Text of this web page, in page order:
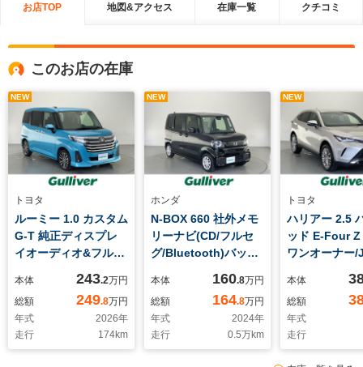
お店TOP 地図&アクセス 在庫一覧 クチコミ
このお店の在庫
NEW
トヨタ
ルーミー 1.0 カスタム
G-T 純正ディスプレ
イオーディオ&フルセ
タセーフティーセン
ス/パノラミックビュ
ーモニター/両側パワ
ースライドドア/前席
シートヒーター/ビル
本体 243.2万円
総額
249.8万円
年式
2026年
走行
174km
NEW
ホンダ
N-BOX 660 社外メモ
リーナビ(CD/フルセ
グ/Bluetooth)バック
ドドア レーダークル
ーズ ステアリングス
イッチ ブレーキホー
ルド コーナーセンサ
ー LEDヘッドライト
本体 160.8万円
総額
164.8万円
年式
2024年
走行
0.5万km
NEW
トヨタ
ハリアー 2.5
ッド E-Four Z
ワンオーナー/
テム/純正メモ
フルセグ
トヨタセーフ
ンス/パノラミ
本体
総額
年式
走行